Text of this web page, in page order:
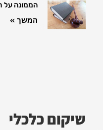
הממונה על
המשך »
שיקום כלכלי